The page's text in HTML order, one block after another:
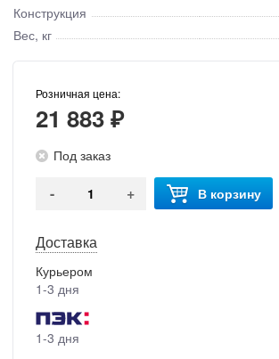
Конструкция
Вес, кг
Розничная цена:
21 883 ₽
Под заказ
- + В корзину
Доставка
Курьером
1-3 дня
1-3 дня